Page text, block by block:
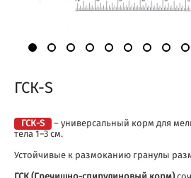
ГСК-S
ГСК-S
– универсальный корм для
тела 1–3 см.
Устойчивые к размоканию гранулы